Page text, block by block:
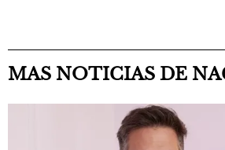
MAS NOTICIAS DE